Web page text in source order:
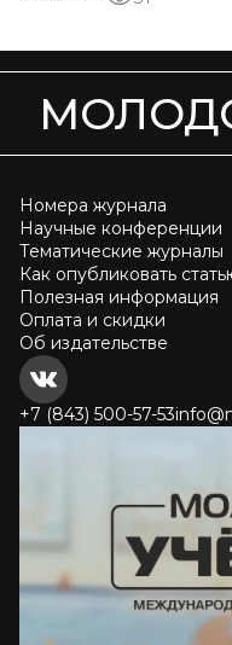
Номера журнала
Научные конференции
Тематические журналы
Как опубликовать
Полезная информация
Оплата и скидки
Об издательстве
+7 (843) 500-57-53